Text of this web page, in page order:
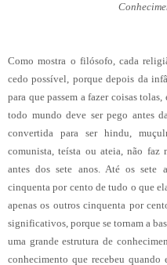
Como mostra o filósofo, cada
cedo possível, porque depois da
para que passem a fazer coisas
todo mundo deve ser pego antes
convertida para ser hindu,
comunista, teísta ou ateia, não faz
antes dos sete anos. Até os sete
cinquenta por cento de tudo o que
apenas os outros cinquenta por
significativos, porque se tornam a
uma grande estrutura de
conhecimento que recebeu quando